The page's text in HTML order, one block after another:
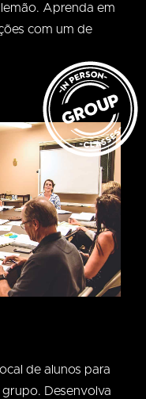
Aprenda em
com um de
de alunos para
Desenvolva